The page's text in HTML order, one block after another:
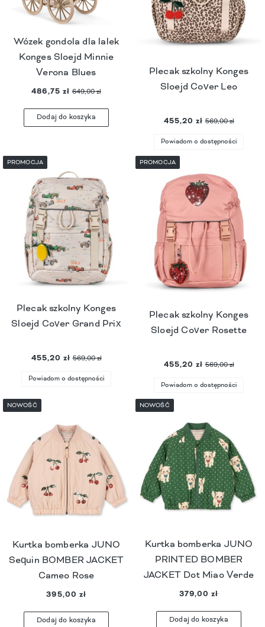
Wózek gondola dla lalek
Konges Sloejd Minnie
Verona Blues
486,75 zł 649,00 zł
Dodaj do koszyka
Plecak szkolny Konges
Sloejd Cover Leo
455,20 zł 569,00 zł
Powiadom o dostępności
Plecak szkolny Konges
Sloejd Cover Grand Prix
455,20 zł 569,00 zł
Powiadom o dostępności
PROMOCJA
Plecak szkolny Konges
Sloejd Cover Rosette
455,20 zł 569,00 zł
Powiadom o dostępności
PROMOCJA
Kurtka bomberka JUNO
Sequin BOMBER JACKET
Cameo Rose
395,00 zł
Dodaj do koszyka
NOWOŚĆ
Kurtka bomberka JUNO
PRINTED BOMBER
JACKET Dot Miao Verde
379,00 zł
Dodaj do koszyka
NOWOŚĆ